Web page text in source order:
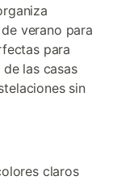
verano para
para
las casas
sin
claros